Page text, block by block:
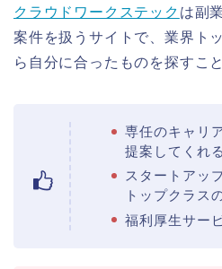
クラウドワークステック は副
案件を扱うサイトで、業界ト
ら自分に合ったものを探すこ
専任のキャリ
提案してくれる
スタートアッ
トップクラス
福利厚生サー